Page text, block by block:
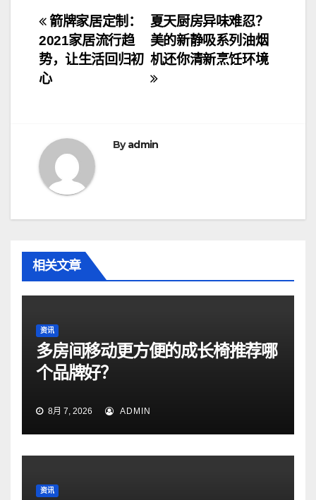
文
章
导
夏天厨房异味难忍？
美的新静吸系列油烟
机还你清新烹饪环境
箭牌家居定制：
2021家居流行趋
势，让生活回归初
心
Byadmin
相关文章
资讯
多房间移动更方便的成长椅推荐哪
个品牌好？
8月 7, 2026 ADMIN
资讯